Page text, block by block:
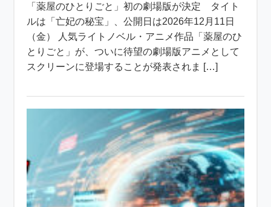
「薬屋のひとりごと」初の劇場版が決定 タイト
ルは「亡妃の秘宝」、公開日は2026年12月11日
（金） 人気ライトノベル・アニメ作品「薬屋のひ
とりごと」が、ついに待望の劇場版アニメとして
スクリーンに登場することが発表されま […]